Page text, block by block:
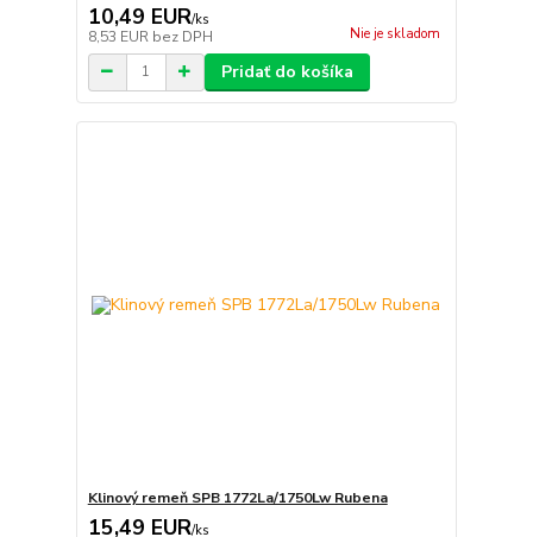
10,49 EUR/ks
8,53 EUR bez DPH Nie je skladom
Pridať do košíka
Klinový remeň SPB 1772La/1750Lw Rubena
15,49 EUR/ks